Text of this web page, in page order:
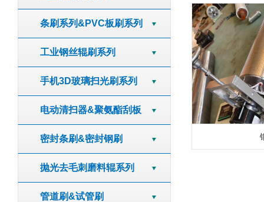
条刷系列&PVC板刷系列
工业钢丝辊刷系列
手机3D玻璃扫光刷系列
电动清扫器&聚氨酯刮板
密封条刷&密封钢刷
抛光去毛刺磨料辊系列
管道刷&试管刷